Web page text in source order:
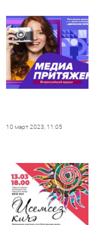
10 март 2023, 11:05